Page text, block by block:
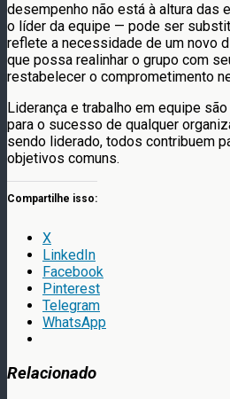
desempenho não está à altura das
o líder da equipe — pode ser
reflete a necessidade de um novo
que possa realinhar o grupo com
restabelecer o comprometimento
Liderança e trabalho em equipe
para o sucesso de qualquer
sendo liderado, todos contribuem
objetivos comuns.
Compartilhe isso:
X
LinkedIn
Facebook
Pinterest
Telegram
WhatsApp
Relacionado